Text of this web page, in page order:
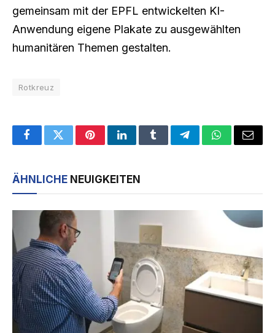
gemeinsam mit der EPFL entwickelten KI-
Anwendung eigene Plakate zu ausgewählten
humanitären Themen gestalten.
Rotkreuz
FacebookTwitterPinterestLinkedInTumblrTelegramWhatsApp
Email
ÄHNLICHE NEUIGKEITEN